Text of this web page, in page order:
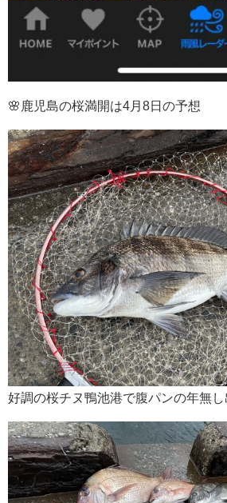
🌸鹿児島の桜満開は4月8日の予想
好調の桜チヌ鴨池港で腹パンの年無し